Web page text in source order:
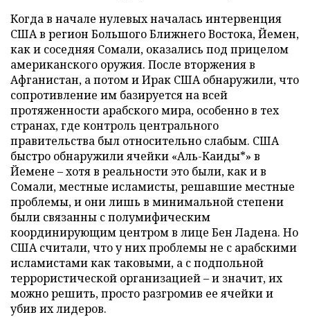
Когда в начале нулевых началась интервенция
США в регион Большого Ближнего Востока, Йемен,
как и соседняя Сомали, оказались под прицелом
американского оружия. После вторжения в
Афганистан, а потом и Ирак США обнаружили, что
сопротивление им базируется на всей
протяженности арабского мира, особенно в тех
странах, где контроль центрального
правительства был относительно слабым. США
быстро обнаружили ячейки «Аль-Каиды*» в
Йемене – хотя в реальности это были, как и в
Сомали, местные исламисты, решавшие местные
проблемы, и они лишь в минимальной степени
были связанны с полумифическим
координирующим центром в лице Бен Ладена. Но
США считали, что у них проблемы не с арабскими
исламистами как таковыми, а с подпольной
террористической организацией – и значит, их
можно решить, просто разгромив ее ячейки и
убив их лидеров.